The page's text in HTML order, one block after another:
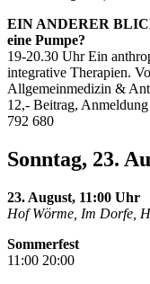
EIN ANDERER
eine Pumpe?
19-20.30 Uhr Ein
integrative Therapien.
Allgemeinmedizin &
12,- Beitrag, Anmeldung
792 680
Sonntag, 23.
23. August, 11:00 Uhr
Hof Wörme, Im Dorfe,
Sommerfest
11:00 20:00